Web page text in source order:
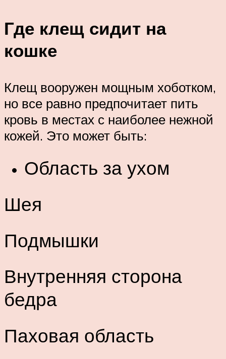
Где клещ сидит на
кошке
Клещ вооружен мощным хоботком,
но все равно предпочитает пить
кровь в местах с наиболее нежной
кожей. Это может быть:
Область за ухом
Шея
Подмышки
Внутренняя сторона
бедра
Паховая область